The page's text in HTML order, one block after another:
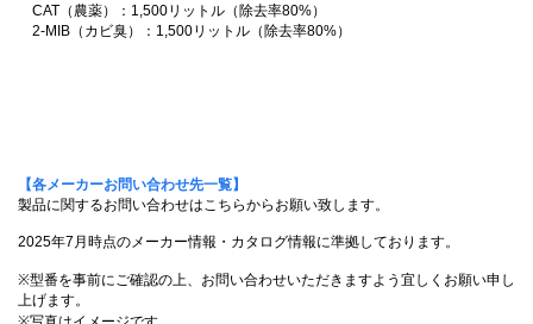
CAT（農薬）：1,500リットル（除去率80%）
2-MIB（カビ臭）：1,500リットル（除去率80%）
【各メーカーお問い合わせ先一覧】
製品に関するお問い合わせはこちらからお願い致します。
2025年7月時点のメーカー情報・カタログ情報に準拠しております。
※型番を事前にご確認の上、お問い合わせいただきますよう宜しくお願い申し
上げます。